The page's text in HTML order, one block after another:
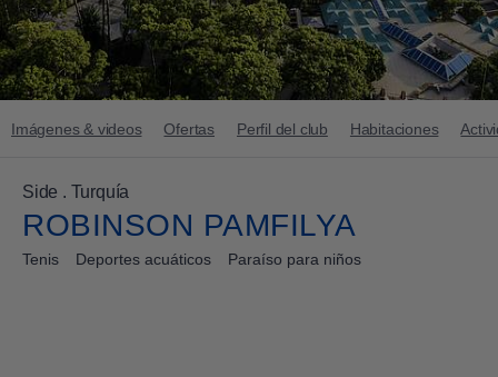
Imágenes & videos Ofertas Perfil del club Habitaciones
Side . Turquía
ROBINSON PAMFILYA
Tenis Deportes acuáticos Paraíso para niños